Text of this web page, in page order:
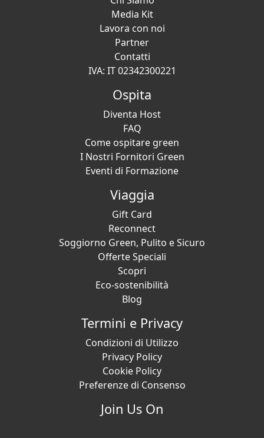
Media Kit
Lavora con noi
Partner
Contatti
IVA: IT 02342300221
Ospita
Diventa Host
FAQ
Come ospitare green
I Nostri Fornitori Green
Eventi di Formazione
Viaggia
Gift Card
Reconnect
Soggiorno Green, Pulito e Sicuro
Offerte Speciali
Scopri
Eco-sostenibilità
Blog
Termini e Privacy
Condizioni di Utilizzo
Privacy Policy
Cookie Policy
Preferenze di Consenso
Join Us On